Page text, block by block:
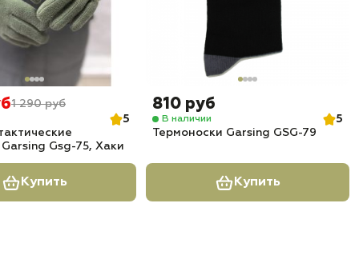
1 290 руб
5
Gsg-75, Хаки
Купить
810 руб
В наличии
5
Термоноски Garsing GSG-79
Купить